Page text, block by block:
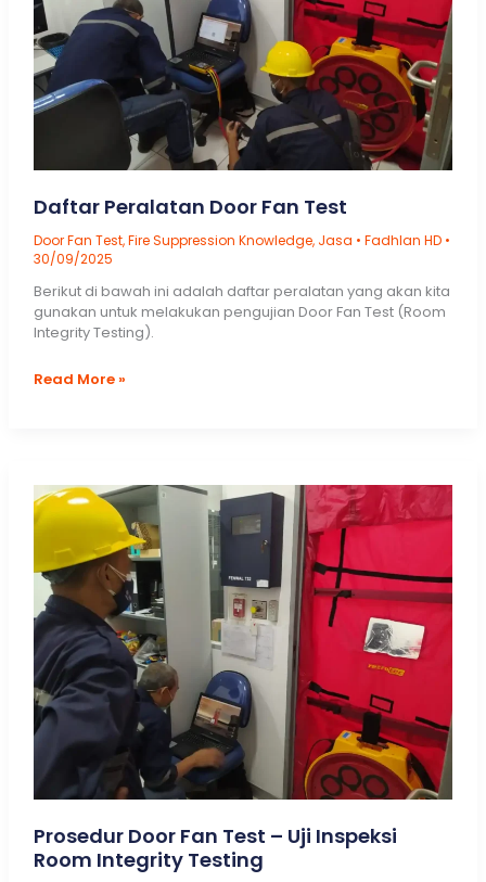
Daftar Peralatan Door Fan Test
Door Fan Test,Fire Suppression Knowledge, Jasa • Fadhlan HD •
30/09/2025
Berikut di bawah ini adalah daftar peralatan yang akan kita
gunakan untuk melakukan pengujian Door Fan Test (Room
Integrity Testing).
Daftar
Read More »
Prosedur Door Fan Test – Uji Inspeksi
Room Integrity Testing